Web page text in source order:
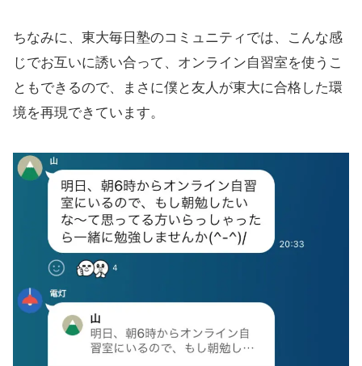
ちなみに、東大毎日塾のコミュニティでは、こんな感
じでお互いに誘い合って、オンライン自習室を使うこ
ともできるので、まさに僕と友人が東大に合格した環
境を再現できています。